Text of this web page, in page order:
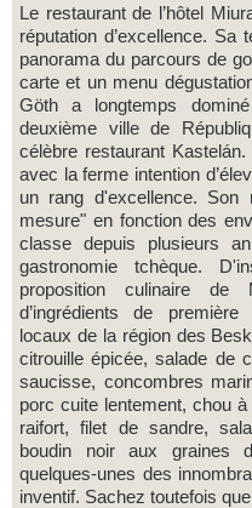
Le restaurant de l’hôtel Miura peut également se targuer d’une
réputation d’excellence.
panorama du parcours de
carte et un menu
Göth a longtemps
deuxième ville de
célèbre restaurant
avec la ferme intention
un rang d'excellence.
mesure" en fonction des
classe depuis plusieurs
gastronomie tchèque.
proposition culinaire de
d’ingrédients de première
locaux de la région des
citrouille épicée, salade
saucisse, concombres
porc cuite lentement, chou
raifort, filet de sandre,
boudin noir aux graines
quelques-unes des
inventif. Sachez toutefois